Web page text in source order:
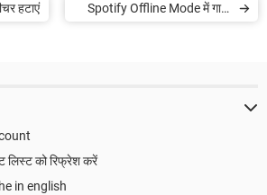
हटाएं
Spotify Offline Mode में गाना
लिस्ट को रिफ्रेश करें
in english